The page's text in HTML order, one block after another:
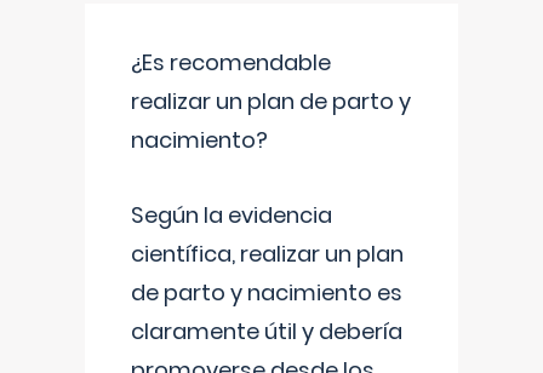
¿Es recomendable
realizar un plan de parto y
nacimiento?
Según la evidencia
científica, realizar un plan
de parto y nacimiento es
claramente útil y debería